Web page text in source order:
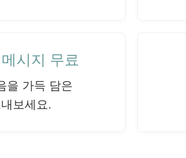
시지 무료
을 가득 담은
보세요.